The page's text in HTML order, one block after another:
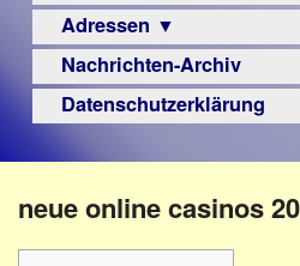
Urteile
Sehbehinderung
Frühförderung
Schule
–
Beruf
Adressen ▼
Augenoptiker
Berufsbildungswerke
Hörbüchereien
Reha-
Nachrichten-Archiv
Datenschutzerklärung
neue online casinos